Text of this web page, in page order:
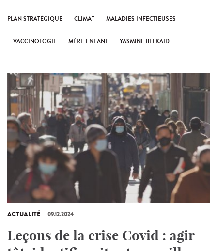
PLAN STRATÉGIQUE CLIMAT MALADIES INFECTIEUSES
VACCINOLOGIE MÈRE-ENFANT YASMINE BELKAID
ACTUALITÉ 09.12.2024
Leçons de la crise Covid : agir